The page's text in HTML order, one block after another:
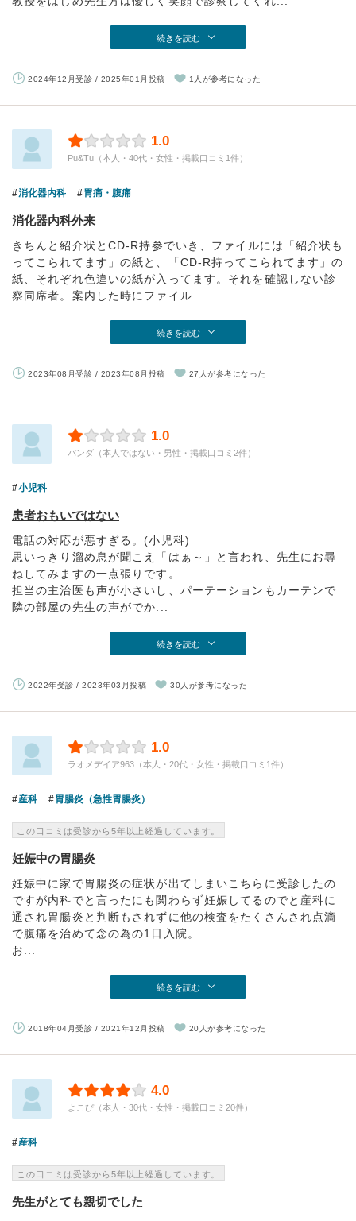
続きを読む
2024年12月受診 / 2025年01月投稿 1人が参考になった
1.0
Pu&Tu（本人・40代・女性・掲載口コミ1件）
消化器内科 胃痛・腹痛
消化器内科外来
きちんと紹介状とCD-R持参でいき、ファイルには「紹介状も
ってこられてます」の紙と、「CD-R持ってこられてます」の
紙、それぞれ色違いの紙が入ってます。それを確認しない診
察同席者。案内した時にファイル...
続きを読む
2023年08月受診 / 2023年08月投稿 27人が参考になった
1.0
パンダ（本人ではない・男性・掲載口コミ2件）
小児科
患者おもいではない
電話の対応が悪すぎる。(小児科)
思いっきり溜め息が聞こえ「はぁ～」と言われ、先生にお尋
ねしてみますの一点張りです。
担当の主治医も声が小さいし、パーテーションもカーテンで
隣の部屋の先生の声がでか...
続きを読む
2022年受診 / 2023年03月投稿 30人が参考になった
1.0
ラオメデイア963（本人・20代・女性・掲載口コミ1件）
産科 胃腸炎（急性胃腸炎）
この口コミは受診から5年以上経過しています。
妊娠中の胃腸炎
妊娠中に家で胃腸炎の症状が出てしまいこちらに受診したの
ですが内科でと言ったにも関わらず妊娠してるのでと産科に
通され胃腸炎と判断もされずに他の検査をたくさんされ点滴
で腹痛を治めて念の為の1日入院。
お...
続きを読む
2018年04月受診 / 2021年12月投稿 20人が参考になった
4.0
よこぴ（本人・30代・女性・掲載口コミ20件）
産科
この口コミは受診から5年以上経過しています。
先生がとても親切でした